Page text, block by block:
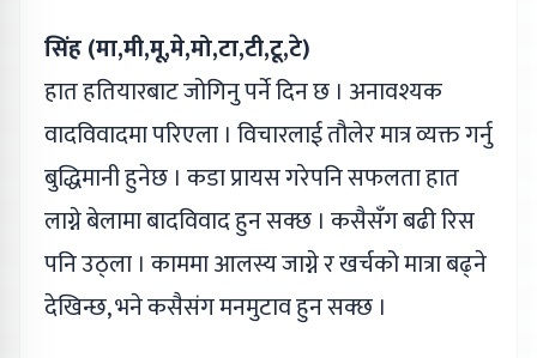
सिंह (मा,मी,मू,मे,मो,टा,टी,टू,टे)
हात हतियारबाट जोगिनु पर्ने दिन छ । अनावश्यक
वादविवादमा परिएला । विचारलाई तौलेर मात्र व्यक्त गर्नु
बुद्धिमानी हुनेछ । कडा प्रायस गरेपनि सफलता हात
लाग्ने बेलामा बादविवाद हुन सक्छ । कसैसँग बढी रिस
पनि उठ्ला । काममा आलस्य जाग्ने र खर्चको मात्रा बढ्ने
देखिन्छ, भने कसैसंग मनमुटाव हुन सक्छ ।